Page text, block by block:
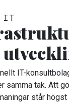
IT
IT-
samma tak. Att
står
UTVECKLING
E-handel